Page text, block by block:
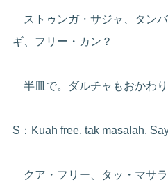
ストゥンガ・サジャ、タン
ギ、フリー・カン？
半皿で。ダルチャもおかわ
S：Kuah free, tak masalah.
クア・フリー、タッ・マサ